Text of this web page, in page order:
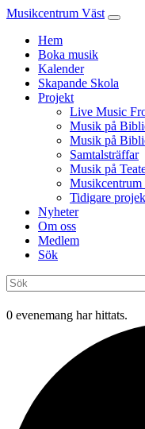
Musikcentrum Väst
Hem
Boka musik
Kalender
Skapande Skola
Projekt
Live Music
Musik på
Musik på
Samtalsträffar
Musik på
Tidigare
Nyheter
Om oss
Medlem
Sök
0 evenemang har hittats.